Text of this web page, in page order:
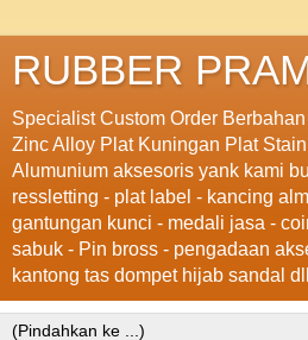
RUBBER
Specialist Custom Order
Zinc Alloy Plat Kuningan Plat
Alumunium aksesoris yank kami
ressletting - plat label - kancing
gantungan kunci - medali jasa -
sabuk - Pin bross - pengadaan
kantong tas dompet hijab sandal dll